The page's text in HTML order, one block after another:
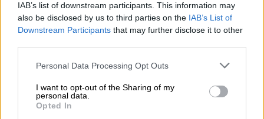
IAB’s list of downstream participants. This information may
also be disclosed by us to third parties on the IAB’s List of
Downstream Participants that may further disclose it to other
Please note that this website/app uses one or more Google
not limited to your visit or usage behaviour. You may click to
grant or deny consent to Google and its third-party tags to
use your data for below specified purposes in below Google
Personal Data Processing Opt Outs
I want to opt-out of the Sharing of my
personal data.
Opted In
αποτελεσματική ενεργειακή διπλωματία
προς όφελος των εθνικών συμφερόντων».
Συμπίεσης Φυσικού Αερίου της ΔΕΣΦΑ στη
Βιομηχανική Περιοχή Κομοτηνής
και τις
εγκαταστάσεις της εταιρείας